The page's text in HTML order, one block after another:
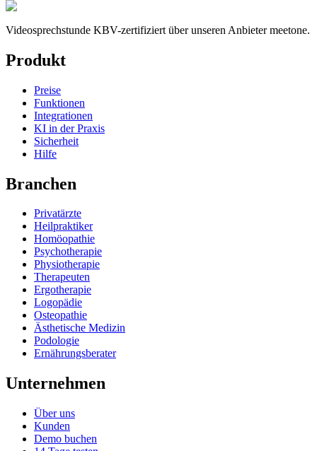
Videosprechstunde KBV-zertifiziert über unseren Anbieter meetone.
Produkt
Preise
Funktionen
Integrationen
KI in der Praxis
Sicherheit
Hilfe
Branchen
Privatärzte
Heilpraktiker
Homöopathie
Psychotherapie
Physiotherapie
Therapeuten
Ergotherapie
Logopädie
Osteopathie
Ästhetische Medizin
Podologie
Ernährungsberater
Unternehmen
Über uns
Kunden
Demo buchen